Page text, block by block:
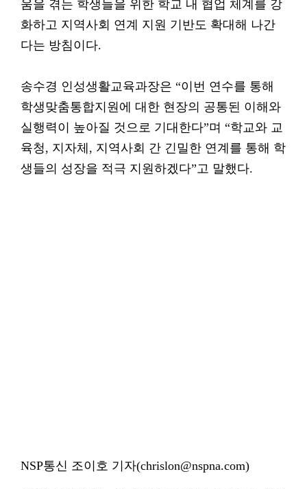
움을 겪는 학생들을 위한 학교 내 협업 체계를 강
화하고 지역사회 연계 지원 기반도 확대해 나간
다는 방침이다.
송수경 인성생활교육과장은 “이번 연수를 통해
학생맞춤통합지원에 대한 현장의 공통된 이해와
실행력이 높아질 것으로 기대한다”며 “학교와 교
육청, 지자체, 지역사회 간 긴밀한 연계를 통해 학
생들의 성장을 적극 지원하겠다”고 말했다.
NSP통신 조이호 기자(chrislon@nspna.com)